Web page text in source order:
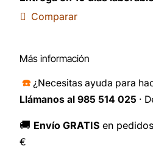
Comparar
Más información
☎️ ¿Necesitas ayuda para
Llámanos al 985 514 025 ·
🚚 Envío GRATIS en
€